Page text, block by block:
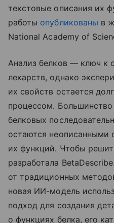
текстовые описания их
работы опубликованы в
National Academy of
Анализ белков — ключ к
лекарств, однако
их свойств остается
процессом.
белковых
остаются неописанными
их функций. Чтобы
разработала
от традиционных
новая ИИ-модель
подход для создания
о функциях белка, его